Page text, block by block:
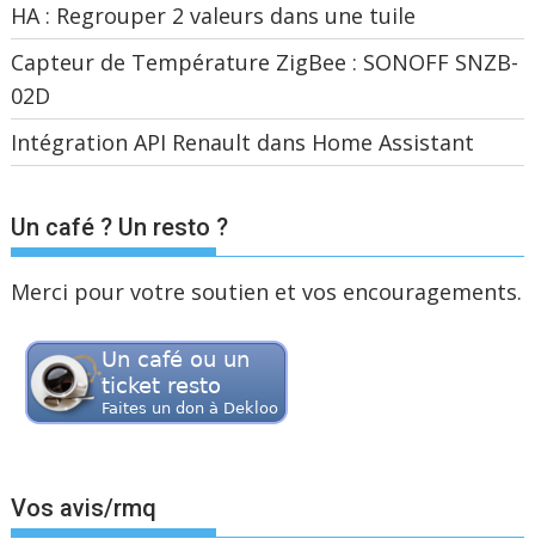
HA : Regrouper 2 valeurs dans une tuile
Capteur de Température ZigBee : SONOFF SNZB-
02D
Intégration API Renault dans Home Assistant
Un café ? Un resto ?
Merci pour votre soutien et vos encouragements.
Vos avis/rmq